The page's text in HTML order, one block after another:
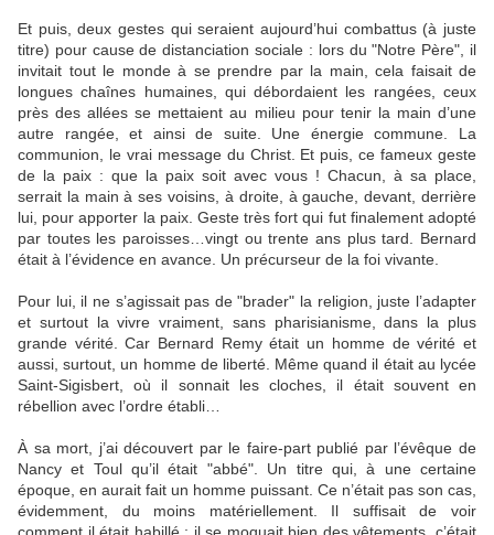
Et puis, deux gestes qui seraient aujourd’hui combattus (à juste
titre) pour cause de distanciation sociale : lors du "Notre Père", il
invitait tout le monde à se prendre par la main, cela faisait de
longues chaînes humaines, qui débordaient les rangées, ceux
près des allées se mettaient au milieu pour tenir la main d’une
autre rangée, et ainsi de suite. Une énergie commune. La
communion, le vrai message du Christ. Et puis, ce fameux geste
de la paix : que la paix soit avec vous ! Chacun, à sa place,
serrait la main à ses voisins, à droite, à gauche, devant, derrière
lui, pour apporter la paix. Geste très fort qui fut finalement adopté
par toutes les paroisses…vingt ou trente ans plus tard. Bernard
était à l’évidence en avance. Un précurseur de la foi vivante.
Pour lui, il ne s’agissait pas de "brader" la religion, juste l’adapter
et surtout la vivre vraiment, sans pharisianisme, dans la plus
grande vérité. Car Bernard Remy était un homme de vérité et
aussi, surtout, un homme de liberté. Même quand il était au lycée
Saint-Sigisbert, où il sonnait les cloches, il était souvent en
rébellion avec l’ordre établi…
À sa mort, j’ai découvert par le faire-part publié par l’évêque de
Nancy et Toul qu’il était "abbé". Un titre qui, à une certaine
époque, en aurait fait un homme puissant. Ce n’était pas son cas,
évidemment, du moins matériellement. Il suffisait de voir